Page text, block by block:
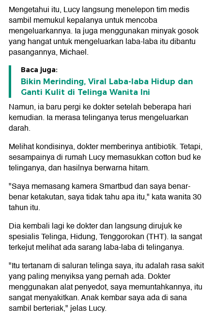
Mengetahui itu, Lucy langsung menelepon tim medis
sambil memukul kepalanya untuk mencoba
mengeluarkannya. Ia juga menggunakan minyak gosok
yang hangat untuk mengeluarkan laba-laba itu dibantu
pasangannya, Michael.
Baca juga:
Bikin Merinding, Viral Laba-laba Hidup dan
Ganti Kulit di Telinga Wanita Ini
Namun, ia baru pergi ke dokter setelah beberapa hari
kemudian. Ia merasa telinganya terus mengeluarkan
darah.
Melihat kondisinya, dokter memberinya antibiotik. Tetapi,
sesampainya di rumah Lucy memasukkan cotton bud ke
telinganya, dan hasilnya berwarna hitam.
"Saya memasang kamera Smartbud dan saya benar-
benar ketakutan, saya tidak tahu apa itu," kata wanita 30
tahun itu.
Dia kembali lagi ke dokter dan langsung dirujuk ke
spesialis Telinga, Hidung, Tenggorokan (THT). Ia sangat
terkejut melihat ada sarang laba-laba di telinganya.
"Itu tertanam di saluran telinga saya, itu adalah rasa sakit
yang paling menyiksa yang pernah ada. Dokter
menggunakan alat penyedot, saya memuntahkannya, itu
sangat menyakitkan. Anak kembar saya ada di sana
sambil berteriak," jelas Lucy.